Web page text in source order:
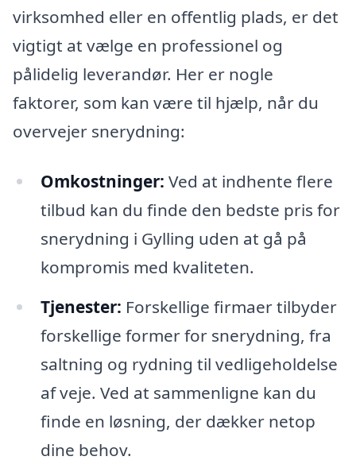
virksomhed eller en offentlig plads, er det
vigtigt at vælge en professionel og
pålidelig leverandør. Her er nogle
faktorer, som kan være til hjælp, når du
overvejer snerydning:
Omkostninger: Ved at indhente flere
tilbud kan du finde den bedste pris for
snerydning i Gylling uden at gå på
kompromis med kvaliteten.
Tjenester: Forskellige firmaer tilbyder
forskellige former for snerydning, fra
saltning og rydning til vedligeholdelse
af veje. Ved at sammenligne kan du
finde en løsning, der dækker netop
dine behov.